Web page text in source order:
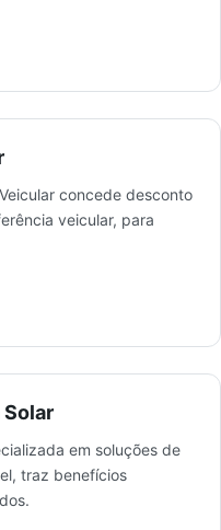
concede desconto
veicular, para
Solar
em soluções de
traz benefícios